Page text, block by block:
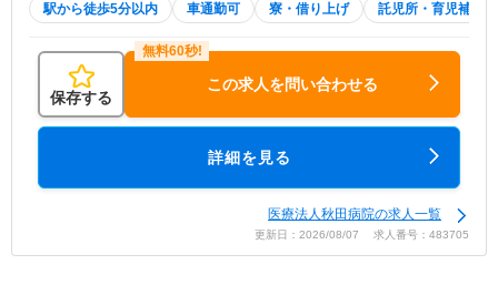
駅から徒歩5分以内 車通勤可 寮・借り上げ 託児所・育児補助
保存する
この求人を問い合わせる
詳細を見る
医療法人秋田病院の求人一覧
更新日：2026/08/07 求人番号：483705